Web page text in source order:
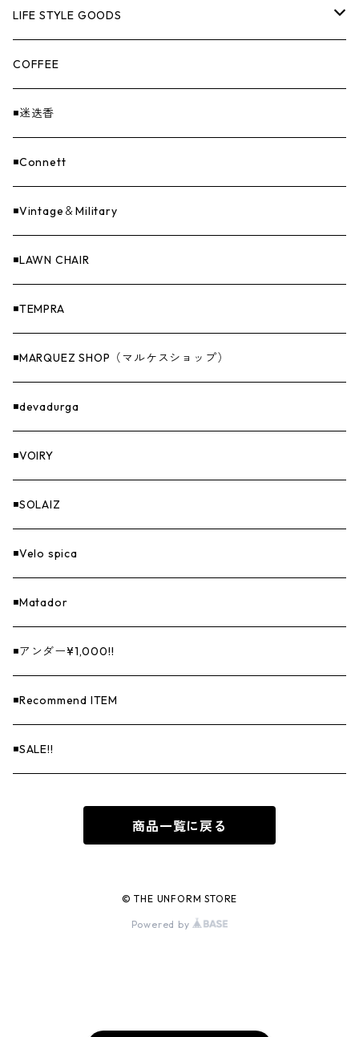
EX-GATE（エクスゲート）
Others（その他）
UNITIUM.
THE UNFORM STORE オリジナル
クッカー＆カトラリー
バーナー
焚火
寝具
ファニチャー
収納
ナイフ＆アックス
燃料
GOODS
TOPS
PANTS
CAP
GOODS
バンダナ＆手ぬぐい
LIFE STYLE GOODS
ステッカー
COFFEE
◾️迷迭香
◾️Connett
◾️Vintage＆Military
◾️LAWN CHAIR
◾️TEMPRA
◾️MARQUEZ SHOP（マルケスショップ）
◾️devadurga
◾️VOIRY
◾️SOLAIZ
◾️Velo spica
◾️Matador
◾️アンダー¥1,000!!
◾️Recommend ITEM
◾️SALE!!
商品一覧に戻る
© THE UNFORM STORE
Powered by